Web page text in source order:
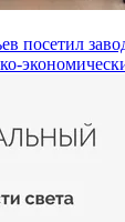
посетил